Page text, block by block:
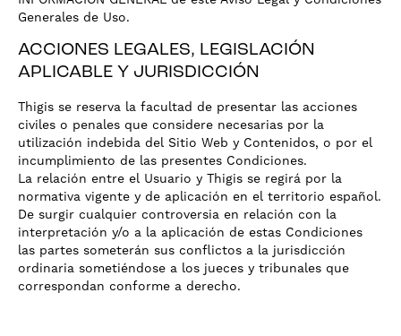
Generales de Uso.
ACCIONES LEGALES, LEGISLACIÓN
APLICABLE Y JURISDICCIÓN
Thigis se reserva la facultad de presentar las acciones
civiles o penales que considere necesarias por la
utilización indebida del Sitio Web y Contenidos, o por el
incumplimiento de las presentes Condiciones.
La relación entre el Usuario y Thigis se regirá por la
normativa vigente y de aplicación en el territorio español.
De surgir cualquier controversia en relación con la
interpretación y/o a la aplicación de estas Condiciones
las partes someterán sus conflictos a la jurisdicción
ordinaria sometiéndose a los jueces y tribunales que
correspondan conforme a derecho.